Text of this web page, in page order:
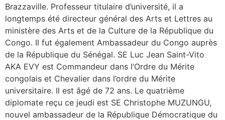
Brazzaville. Professeur titulaire d’université, il a
longtemps été directeur général des Arts et Lettres au
ministère des Arts et de la Culture de la République du
Congo. Il fut également Ambassadeur du Congo auprès
de la République du Sénégal. SE Luc Jean Saint-Vito
AKA EVY est Commandeur dans l’Ordre du Mérite
congolais et Chevalier dans l’ordre du Mérite
universitaire. Il est âgé de 72 ans. Le quatrième
diplomate reçu ce jeudi est SE Christophe MUZUNGU,
nouvel ambassadeur de la République Démocratique du